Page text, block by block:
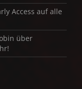
Access auf alle
über